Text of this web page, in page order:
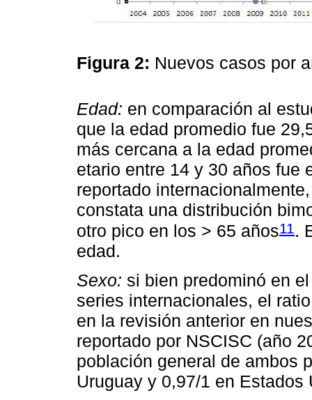
Figura 2: Nuevos casos por
Edad: en comparación al
que la edad promedio fue
más cercana a la edad
etario entre 14 y 30 años fue
reportado
constata una distribución
otro pico en los > 65 años11.
edad.
Sexo: si bien predominó en
series internacionales, el
en la revisión anterior en
reportado por NSCISC (año
población general de ambos
Uruguay y 0,97/1 en Estados